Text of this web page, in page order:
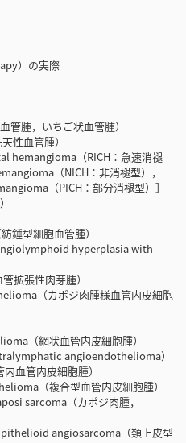
）の実際
腫，いちご状血管腫）
性血管腫）
（RICH：急速消褪
（NICH：非消褪型），
（PICH：部分消褪型）］
型細胞血管腫）
hyperplasia with
拡張性肉芽腫）
（カポジ肉腫様血管内皮細胞
（網状血管内皮細胞腫）
angioendothelioma）
血管内皮細胞腫）
（複合型血管内皮細胞腫）
sarcoma（カポジ肉腫，
angiosarcoma（類上皮型